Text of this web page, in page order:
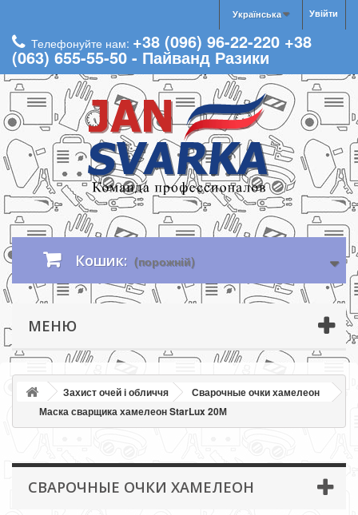
Увійти
Українська
Телефонуйте нам: +38 (096) 96-22-220 +38
(063) 655-55-50 - Пайванд Разики
Кошик: (порожній)
МЕНЮ
Захист очей і обличчя
Сварочные очки хамелеон
Маска сварщика хамелеон StarLux 20М
СВАРОЧНЫЕ ОЧКИ ХАМЕЛЕОН